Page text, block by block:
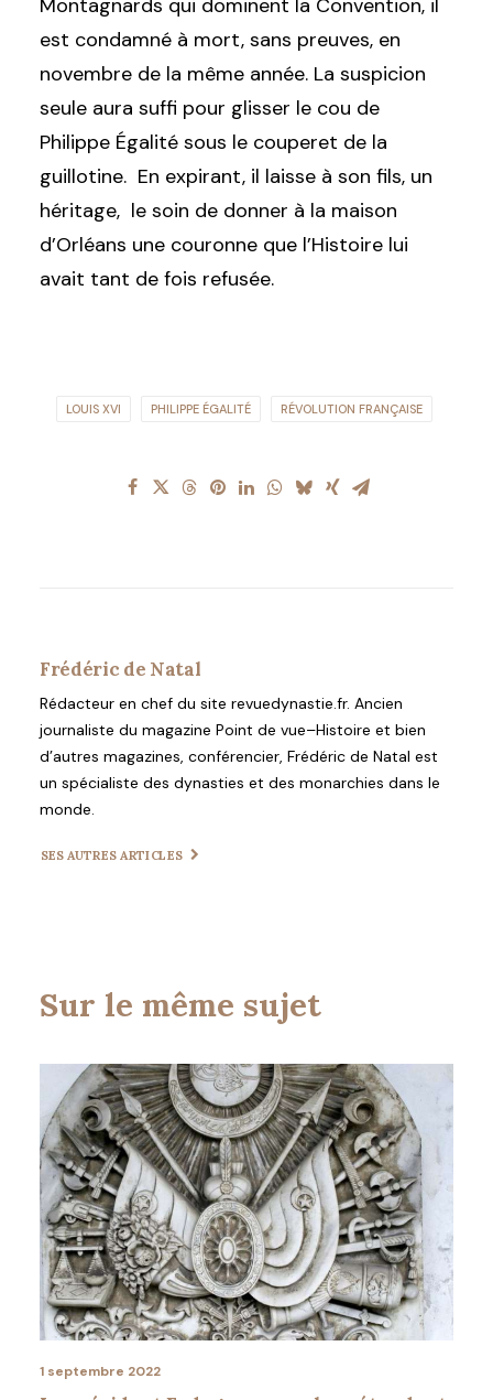
Montagnards qui dominent la Convention, il
est condamné à mort, sans preuves, en
novembre de la même année. La suspicion
seule aura suffi pour glisser le cou de
Philippe Égalité sous le couperet de la
guillotine. En expirant, il laisse à son fils, un
héritage, le soin de donner à la maison
d’Orléans une couronne que l’Histoire lui
avait tant de fois refusée.
LOUIS XVI PHILIPPE ÉGALITÉ RÉVOLUTION FRANÇAISE
Frédéric de Natal
Rédacteur en chef du site revuedynastie.fr. Ancien
journaliste du magazine Point de vue–Histoire et bien
d’autres magazines, conférencier, Frédéric de Natal est
un spécialiste des dynasties et des monarchies dans le
monde.
SES AUTRES ARTICLES
Sur le même sujet
1 septembre 2022